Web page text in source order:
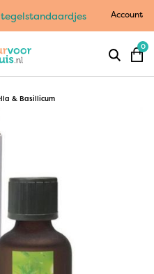
Account
0
& Basillicum